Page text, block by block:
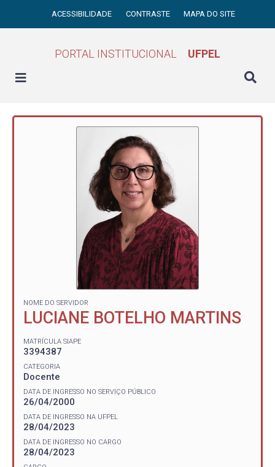
ACESSIBILIDADE CONTRASTE MAPA DO SITE
PORTAL INSTITUCIONAL UFPEL
NOME DO SERVIDOR
LUCIANE BOTELHO MARTINS
MATRÍCULA SIAPE
3394387
CATEGORIA
Docente
DATA DE INGRESSO NO SERVIÇO PÚBLICO
26/04/2000
DATA DE INGRESSO NA UFPEL
28/04/2023
DATA DE INGRESSO NO CARGO
28/04/2023